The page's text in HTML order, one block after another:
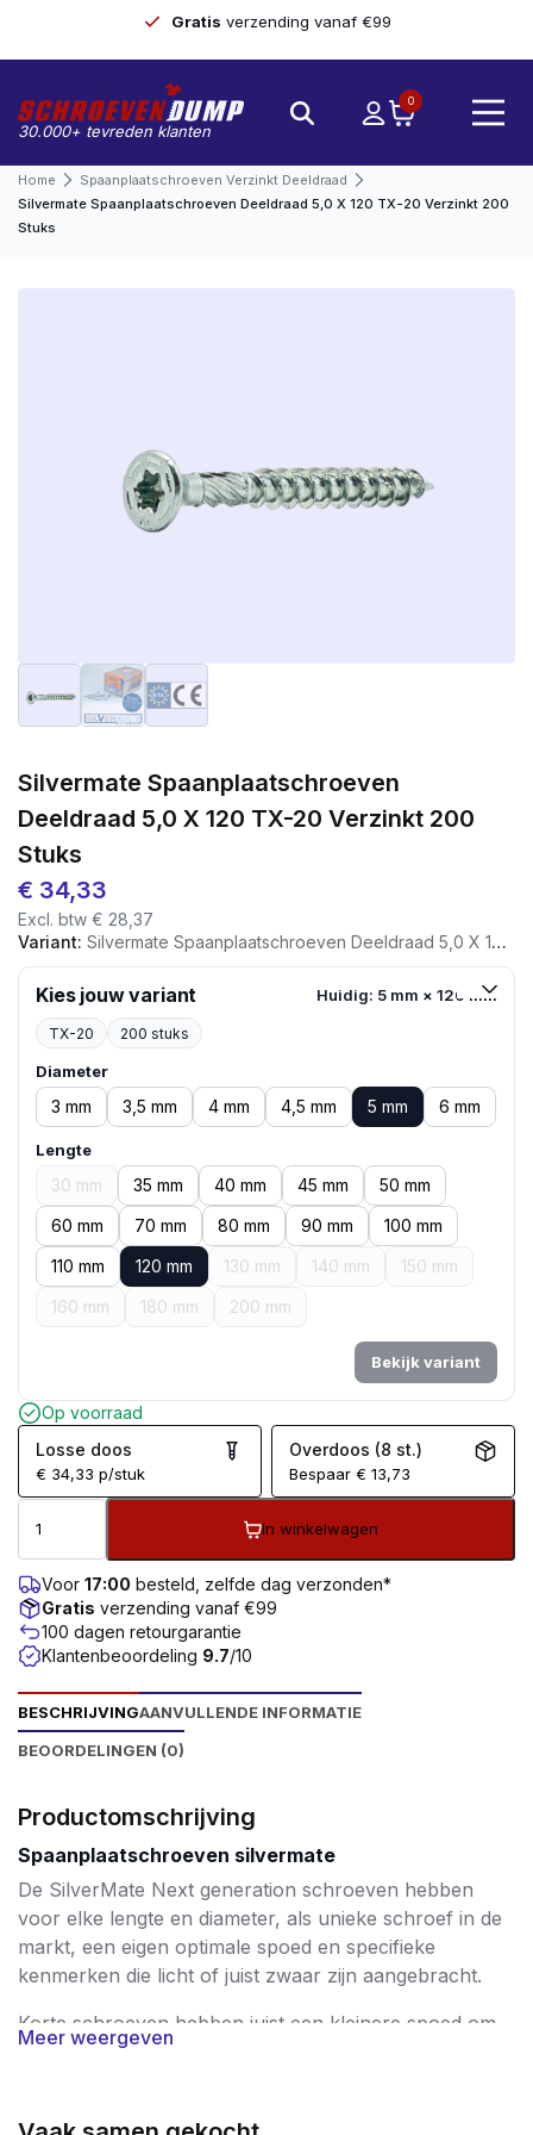
Gratis verzending vanaf €99
30.000+ tevreden klanten
0
Home
Spaanplaatschroeven Verzinkt Deeldraad
Silvermate Spaanplaatschroeven Deeldraad 5,0 X 120 TX-20 Verzinkt 200
Stuks
Silvermate Spaanplaatschroeven
Deeldraad 5,0 X 120 TX-20 Verzinkt 200
Stuks
€ 34,33
Excl. btw € 28,37
Variant: Silvermate Spaanplaatschroeven Deeldraad 5,0 X 120 TX-20 Verzinkt 200 Stuks
Kies jouw variant Huidig: 5 mm × 120 mm
TX-20 200 stuks
Diameter
3 mm 3,5 mm 4 mm 4,5 mm 5 mm 6 mm
Lengte
30 mm 35 mm 40 mm 45 mm
50 mm
60 mm
70 mm 80 mm 90 mm
100 mm
110 mm
120 mm 130 mm 140 mm
150 mm
160 mm
180 mm 200 mm
Bekijk variant
Op voorraad
Losse doos
€ 34,33 p/stuk
Overdoos (8 st.)
Bespaar€ 13,73
In winkelwagen
Voor 17:00 besteld, zelfde dag verzonden*
Gratis verzending vanaf €99
100 dagen retourgarantie
Klantenbeoordeling 9.7/10
BESCHRIJVINGAANVULLENDE INFORMATIE
BEOORDELINGEN (0)
Productomschrijving
Spaanplaatschroeven silvermate
De SilverMate Next generation schroeven hebben
voor elke lengte en diameter, als unieke schroef in de
markt, een eigen optimale spoed en specifieke
kenmerken die licht of juist zwaar zijn aangebracht.
Korte schroeven hebben juist een kleinere spoed om
daarmee een hoge uittrekwaarde te bereiken. De
Meer weergeven